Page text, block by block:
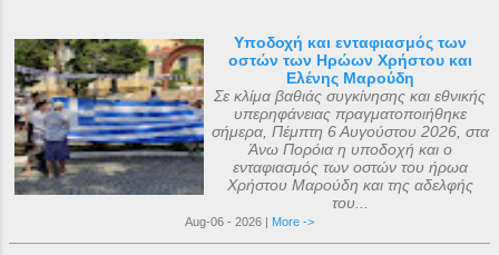
Υποδοχή και ενταφιασμός των
οστών των Ηρώων Χρήστου και
Ελένης Μαρούδη
Σε κλίμα βαθιάς συγκίνησης και εθνικής
υπερηφάνειας πραγματοποιήθηκε
σήμερα, Πέμπτη 6 Αυγούστου 2026, στα
Άνω Πορόια η υποδοχή και ο
ενταφιασμός των οστών του ήρωα
Χρήστου Μαρούδη και της αδελφής
του...
Aug-06 - 2026 | More ->